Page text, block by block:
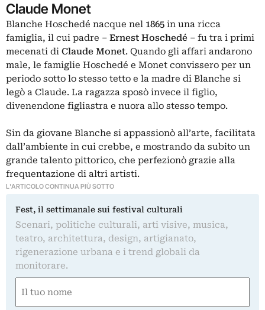
Claude Monet
Blanche Hoschedé nacque nel 1865 in una ricca
famiglia, il cui padre – Ernest Hoschedé – fu tra i primi
mecenati di Claude Monet. Quando gli affari andarono
male, le famiglie Hoschedé e Monet convissero per un
periodo sotto lo stesso tetto e la madre di Blanche si
legò a Claude. La ragazza sposò invece il figlio,
divenendone figliastra e nuora allo stesso tempo.
Sin da giovane Blanche si appassionò all’arte, facilitata
dall’ambiente in cui crebbe, e mostrando da subito un
grande talento pittorico, che perfezionò grazie alla
frequentazione di altri artisti.
L'ARTICOLO CONTINUA PIÙ SOTTO
Fest, il settimanale sui festival culturali
Scenari, politiche culturali, arti visive, musica,
teatro, architettura, design, artigianato,
rigenerazione urbana e i trend globali da
monitorare.
(Obbligatorio)